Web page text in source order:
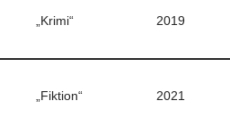
„Krimi“ 2019
„Fiktion“ 2021